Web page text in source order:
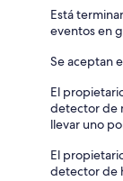
Está
eventos en
Se aceptan
El
detector de
llevar uno
El
detector de